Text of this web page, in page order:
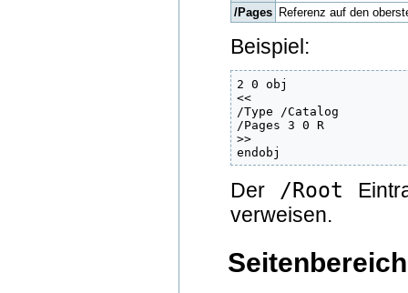
/Pages
Referenz auf den
Beispiel:
2 0 obj
<<
/Type /Catalog
/Pages 3 0 R
>>
endobj
Der /Root
verweisen.